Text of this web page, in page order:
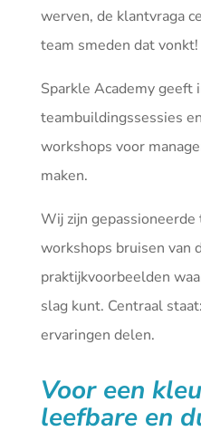
werven, de klantvraga
team smeden dat vonkt!
Sparkle Academy geeft
teambuildingssessies
workshops voor
maken.
Wij zijn gepassioneerde
workshops bruisen van
praktijkvoorbeelden
slag kunt. Centraal
ervaringen delen.
Voor een
leefbare en